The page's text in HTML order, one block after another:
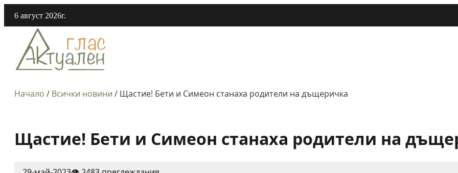
6 август 2026г.
Начало / Всички новини / Щастие! Бети и Симеон станаха родители на дъщеричка
Щастие! Бети и Симеон станаха родители на